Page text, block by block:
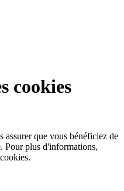
cookies
assurer que vous bénéficiez de
Pour plus d'informations,